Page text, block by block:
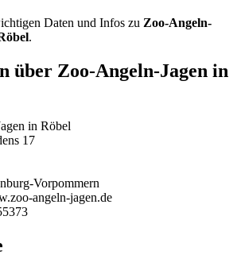
Daten und Infos zu Zoo-Angeln-
.
über Zoo-Angeln-Jagen in
in Röbel
17
Vorpommern
angeln-jagen.de